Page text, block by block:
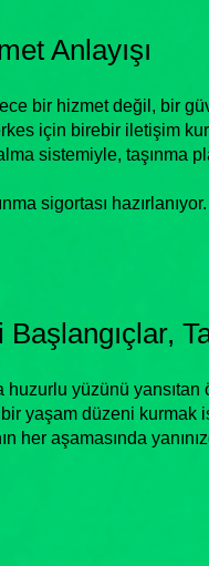
Anlayışı
bir hizmet değil, bir
için birebir iletişim
sistemiyle, taşınma
sigortası
yüzünü yansıtan
yaşam düzeni kurmak
her aşamasında